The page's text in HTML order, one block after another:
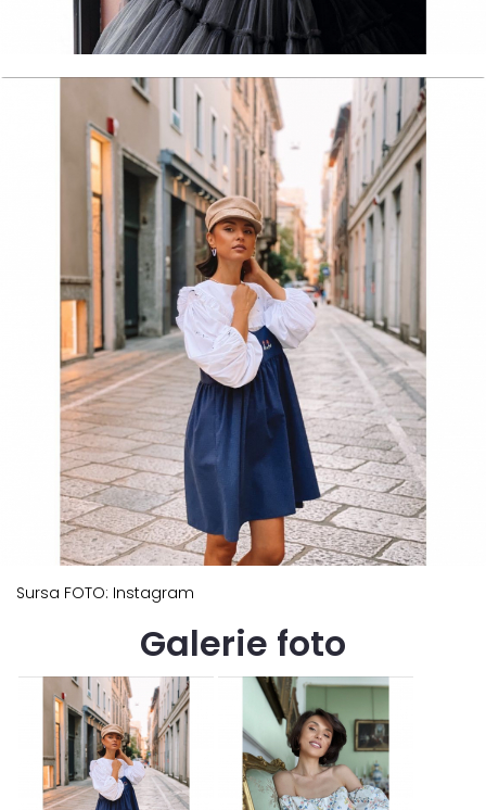
Sursa FOTO: Instagram
Galerie foto